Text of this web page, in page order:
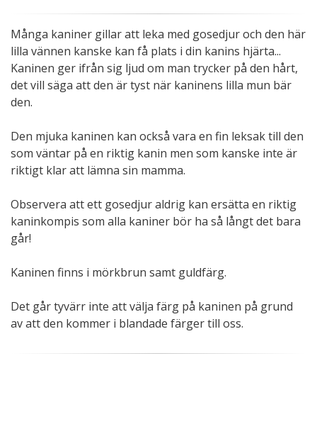
Många kaniner gillar att leka med gosedjur och den här
lilla vännen kanske kan få plats i din kanins hjärta...
Kaninen ger ifrån sig ljud om man trycker på den hårt,
det vill säga att den är tyst när kaninens lilla mun bär
den.
Den mjuka kaninen kan också vara en fin leksak till den
som väntar på en riktig kanin men som kanske inte är
riktigt klar att lämna sin mamma.
Observera att ett gosedjur aldrig kan ersätta en riktig
kaninkompis som alla kaniner bör ha så långt det bara
går!
Kaninen finns i mörkbrun samt guldfärg.
Det går tyvärr inte att välja färg på kaninen på grund
av att den kommer i blandade färger till oss.